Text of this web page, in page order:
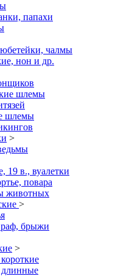
папахи
чалмы
нон и др.
шлемы
шлемы
>
в., вуалетки
повара
животных
>
раф, брыжи
>